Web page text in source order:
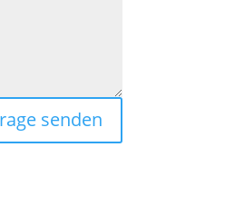
senden